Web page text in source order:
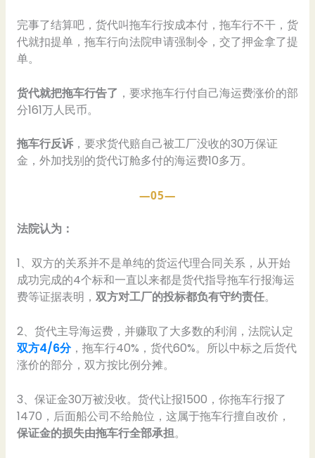
完事了结算吧，货代叫拖车行按成本付，拖车行不干，货
代就扣提单，拖车行向法院申请强制令，交了押金拿了提
单。
货代就把拖车行告了 ，要求拖车行付自己海运费涨价的部
分161万人民币。
拖车行反诉，要求货代赔自己被工厂没收的30万保证
金，外加找别的货代订舱多付的海运费10多万。
—05—
法院认为：
1、双方的关系并不是单纯的货运代理合同关系，从开始
成功完成的4个标和一直以来都是货代指导拖车行报海运
费等证据表明， 双方对工厂的投标都负有守约责任。
2、货代主导海运费，并赚取了大多数的利润，法院认定
双方4/6分，拖车行40%，货代60%。所以中标之后货代
涨价的部分，双方按比例分摊。
3、保证金30万被没收。货代让报1500，你拖车行报了
1470，后面船公司不给舱位，这属于拖车行擅自改价，
保证金的损失由拖车行全部承担。